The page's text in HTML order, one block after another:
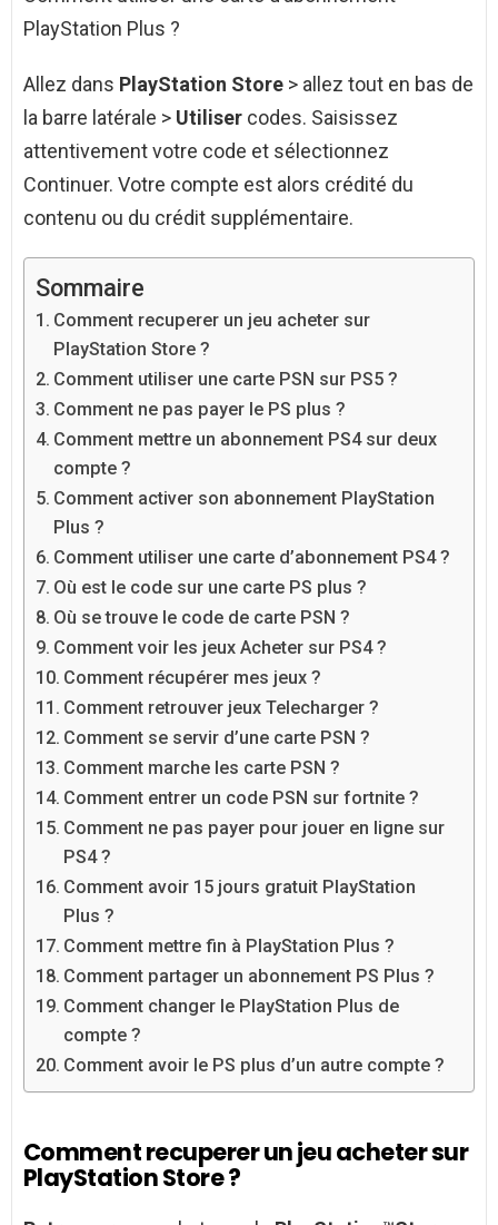
PlayStation Plus ?
Allez dans PlayStation Store > allez tout en bas de
la barre latérale > Utiliser codes. Saisissez
attentivement votre code et sélectionnez
Continuer. Votre compte est alors crédité du
contenu ou du crédit supplémentaire.
Sommaire
Comment recuperer un jeu acheter sur
PlayStation Store ?
Comment utiliser une carte PSN sur PS5 ?
Comment ne pas payer le PS plus ?
Comment mettre un abonnement PS4 sur deux
compte ?
Comment activer son abonnement PlayStation
Plus ?
Comment utiliser une carte d’abonnement PS4 ?
Où est le code sur une carte PS plus ?
Où se trouve le code de carte PSN ?
Comment voir les jeux Acheter sur PS4 ?
Comment récupérer mes jeux ?
Comment retrouver jeux Telecharger ?
Comment se servir d’une carte PSN ?
Comment marche les carte PSN ?
Comment entrer un code PSN sur fortnite ?
Comment ne pas payer pour jouer en ligne sur
PS4 ?
Comment avoir 15 jours gratuit PlayStation
Plus ?
Comment mettre fin à PlayStation Plus ?
Comment partager un abonnement PS Plus ?
Comment changer le PlayStation Plus de
compte ?
Comment avoir le PS plus d’un autre compte ?
Comment recuperer un jeu acheter sur
PlayStation Store ?